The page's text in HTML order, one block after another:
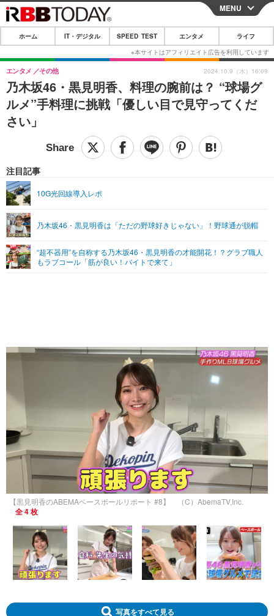
CLOSE
ホーム
IT・デジタル
IT・デジタルTOP スマートフォン
ガジェット・ツール
ショッピング その他
SPEED TEST
エンタメ
エンタメTOP 映画・ドラマ
音楽
ペット
リリース一覧
プッシュ通知の停止方法
MENU
ホーム IT・デジタル SPEED TEST エンタメ ライフ
乃木坂46・黒見明香、料理の腕前は？ “球場グ
ルメ”手料理に挑戦「優しい目で見守ってくだ
さい」
エンタメ その他
注目記事
10G光回線導入レポ
乃木坂46・黒見明香は「ただの野球好きじゃない」！野球通が脱帽
“超不器用”を自称する乃木坂46・黒見明香の才能開花！？グラブ職人
もラブコール「筋が良い！バイトで来て」
2024.10.9（水）16:09
【黒見明香のABEMAベースボールリポート #8】 （C）AbemaTV,Inc.
全 4 枚
写真をすべて見る